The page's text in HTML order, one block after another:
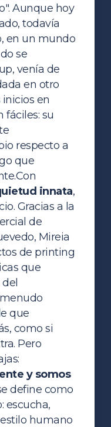
Aunque hoy
todavía
en un mundo
se
venía de
en otro
inicios en
fáciles: su
respecto a
que
Con
innata,
Gracias a la
de
Mireia
de printing
que
que
como si
Pero
y somos
define como
escucha,
humano